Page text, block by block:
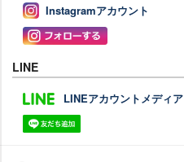
Instagramアカウント
LINE
LINEアカウントメディア